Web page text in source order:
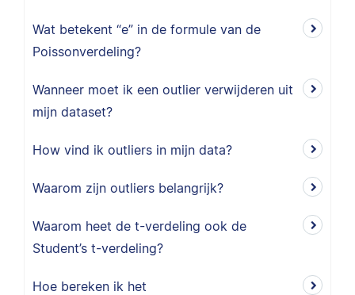
Wat betekent “e” in de formule van de
Poissonverdeling?
Wanneer moet ik een outlier verwijderen uit
mijn dataset?
How vind ik outliers in mijn data?
Waarom zijn outliers belangrijk?
Waarom heet de t-verdeling ook de
Student’s t-verdeling?
Hoe bereken ik het